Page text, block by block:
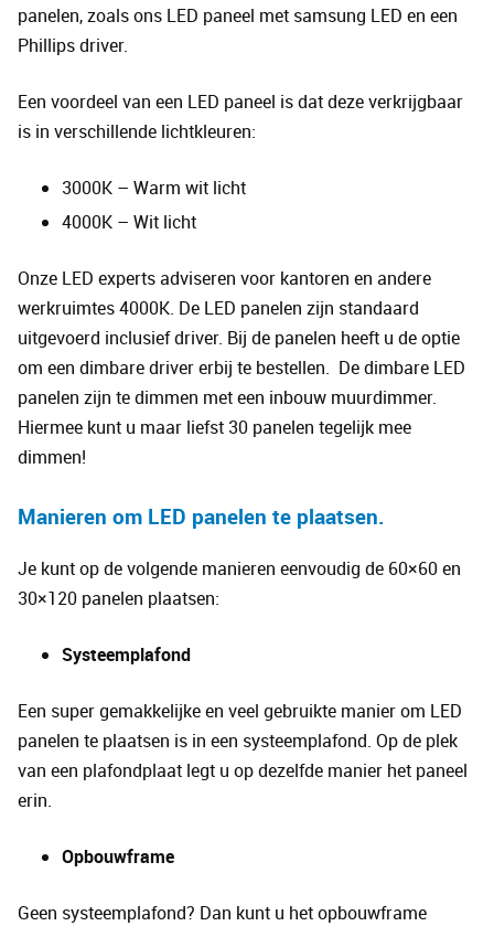
panelen, zoals ons LED paneel met samsung LED en een
Phillips driver.
Een voordeel van een LED paneel is dat deze verkrijgbaar
is in verschillende lichtkleuren:
3000K – Warm wit licht
4000K – Wit licht
Onze LED experts adviseren voor kantoren en andere
werkruimtes 4000K. De LED panelen zijn standaard
uitgevoerd inclusief driver. Bij de panelen heeft u de optie
om een dimbare driver erbij te bestellen. De dimbare LED
panelen zijn te dimmen met een inbouw muurdimmer.
Hiermee kunt u maar liefst 30 panelen tegelijk mee
dimmen!
Manieren om LED panelen te plaatsen.
Je kunt op de volgende manieren eenvoudig de 60×60 en
30×120 panelen plaatsen:
Systeemplafond
Een super gemakkelijke en veel gebruikte manier om LED
panelen te plaatsen is in een systeemplafond. Op de plek
van een plafondplaat legt u op dezelfde manier het paneel
erin.
Opbouwframe
Geen systeemplafond? Dan kunt u het opbouwframe